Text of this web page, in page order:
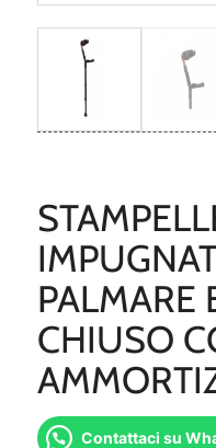
PALMARE
CHIUSO
Contattaci su